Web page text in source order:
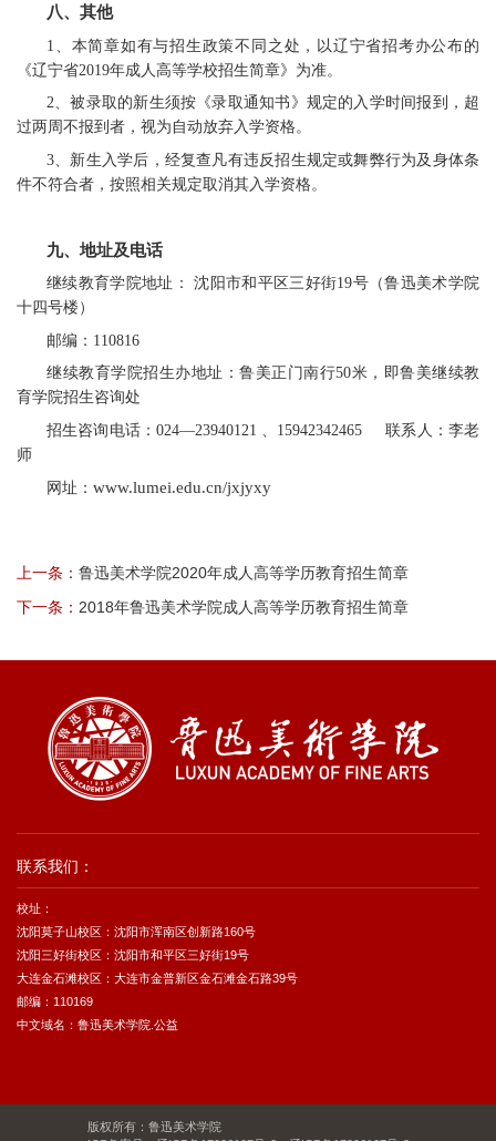
八、其他
1、本简章如有与招生政策不同之处，以辽宁省招考办公布的
《辽宁省2019年成人高等学校招生简章》为准。
2、被录取的新生须按《录取通知书》规定的入学时间报到，超
过两周不报到者，视为自动放弃入学资格。
3、新生入学后，经复查凡有违反招生规定或舞弊行为及身体条
件不符合者，按照相关规定取消其入学资格。
九、地址及电话
继续教育学院地址： 沈阳市和平区三好街19号（鲁迅美术学院
十四号楼）
邮编：110816
继续教育学院招生办地址：鲁美正门南行50米，即鲁美继续教
育学院招生咨询处
招生咨询电话：024—23940121 、15942342465 联系人：李老
师
网址： www.lumei.edu.cn/jxjyxy
上一条： 鲁迅美术学院2020年成人高等学历教育招生简章
下一条： 2018年鲁迅美术学院成人高等学历教育招生简章
联系我们：
校址：
沈阳莫子山校区：沈阳市浑南区创新路160号
沈阳三好街校区：沈阳市和平区三好街19号
大连金石滩校区：大连市金普新区金石滩金石路39号
邮编：110169
中文域名：鲁迅美术学院.公益
版权所有：鲁迅美术学院